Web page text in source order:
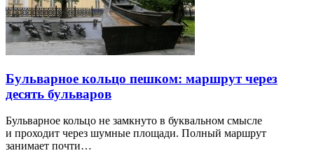
Бульварное кольцо пешком: маршрут через
десять бульваров
Бульварное кольцо не замкнуто в буквальном смысле
и проходит через шумные площади. Полный маршрут
занимает почти…